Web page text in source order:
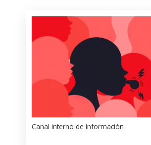
Canal interno de información